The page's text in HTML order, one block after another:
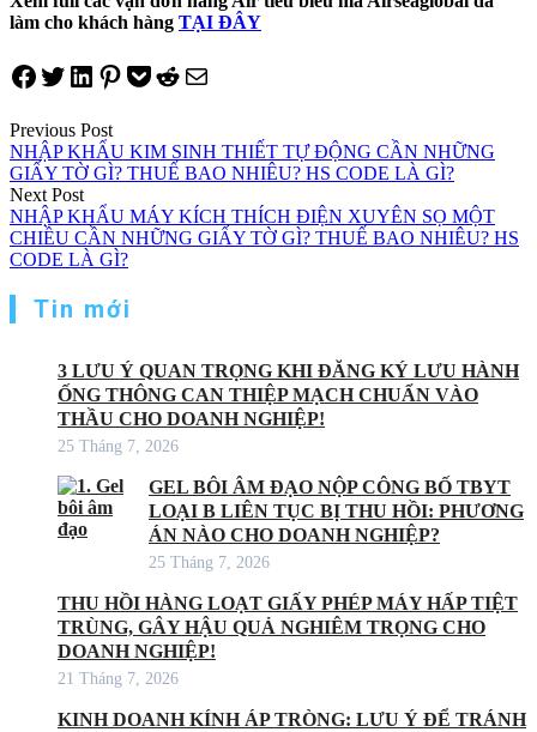
làm cho khách hàng TẠI ĐÂY
Share on Facebook
Tweet on Twitter
Share on LinkedIn
Pin on Pinterest
Save to pocket
Share on Reddit
Share via Email
Điều
hướng
bài
viết
Previous Post
NHẬP KHẨU KIM SINH THIẾT TỰ ĐỘNG CẦN NHỮNG
GIẤY TỜ GÌ? THUẾ BAO NHIÊU? HS CODE LÀ GÌ?
Next Post
NHẬP KHẨU MÁY KÍCH THÍCH ĐIỆN XUYÊN SỌ MỘT
CHIỀU CẦN NHỮNG GIẤY TỜ GÌ? THUẾ BAO NHIÊU? HS
CODE LÀ GÌ?
Tin mới
3 LƯU Ý QUAN TRỌNG KHI ĐĂNG KÝ LƯU HÀNH
ỐNG THÔNG CAN THIỆP MẠCH CHUẨN VÀO
THẦU CHO DOANH NGHIỆP!
25 Tháng 7, 2026
GEL BÔI ÂM ĐẠO NỘP CÔNG BỐ TBYT
LOẠI B LIÊN TỤC BỊ THU HỒI: PHƯƠNG
ÁN NÀO CHO DOANH NGHIỆP?
25 Tháng 7, 2026
THU HỒI HÀNG LOẠT GIẤY PHÉP MÁY HẤP TIỆT
TRÙNG, GÂY HẬU QUẢ NGHIÊM TRỌNG CHO
DOANH NGHIỆP!
21 Tháng 7, 2026
KINH DOANH KÍNH ÁP TRÒNG: LƯU Ý ĐỂ TRÁNH